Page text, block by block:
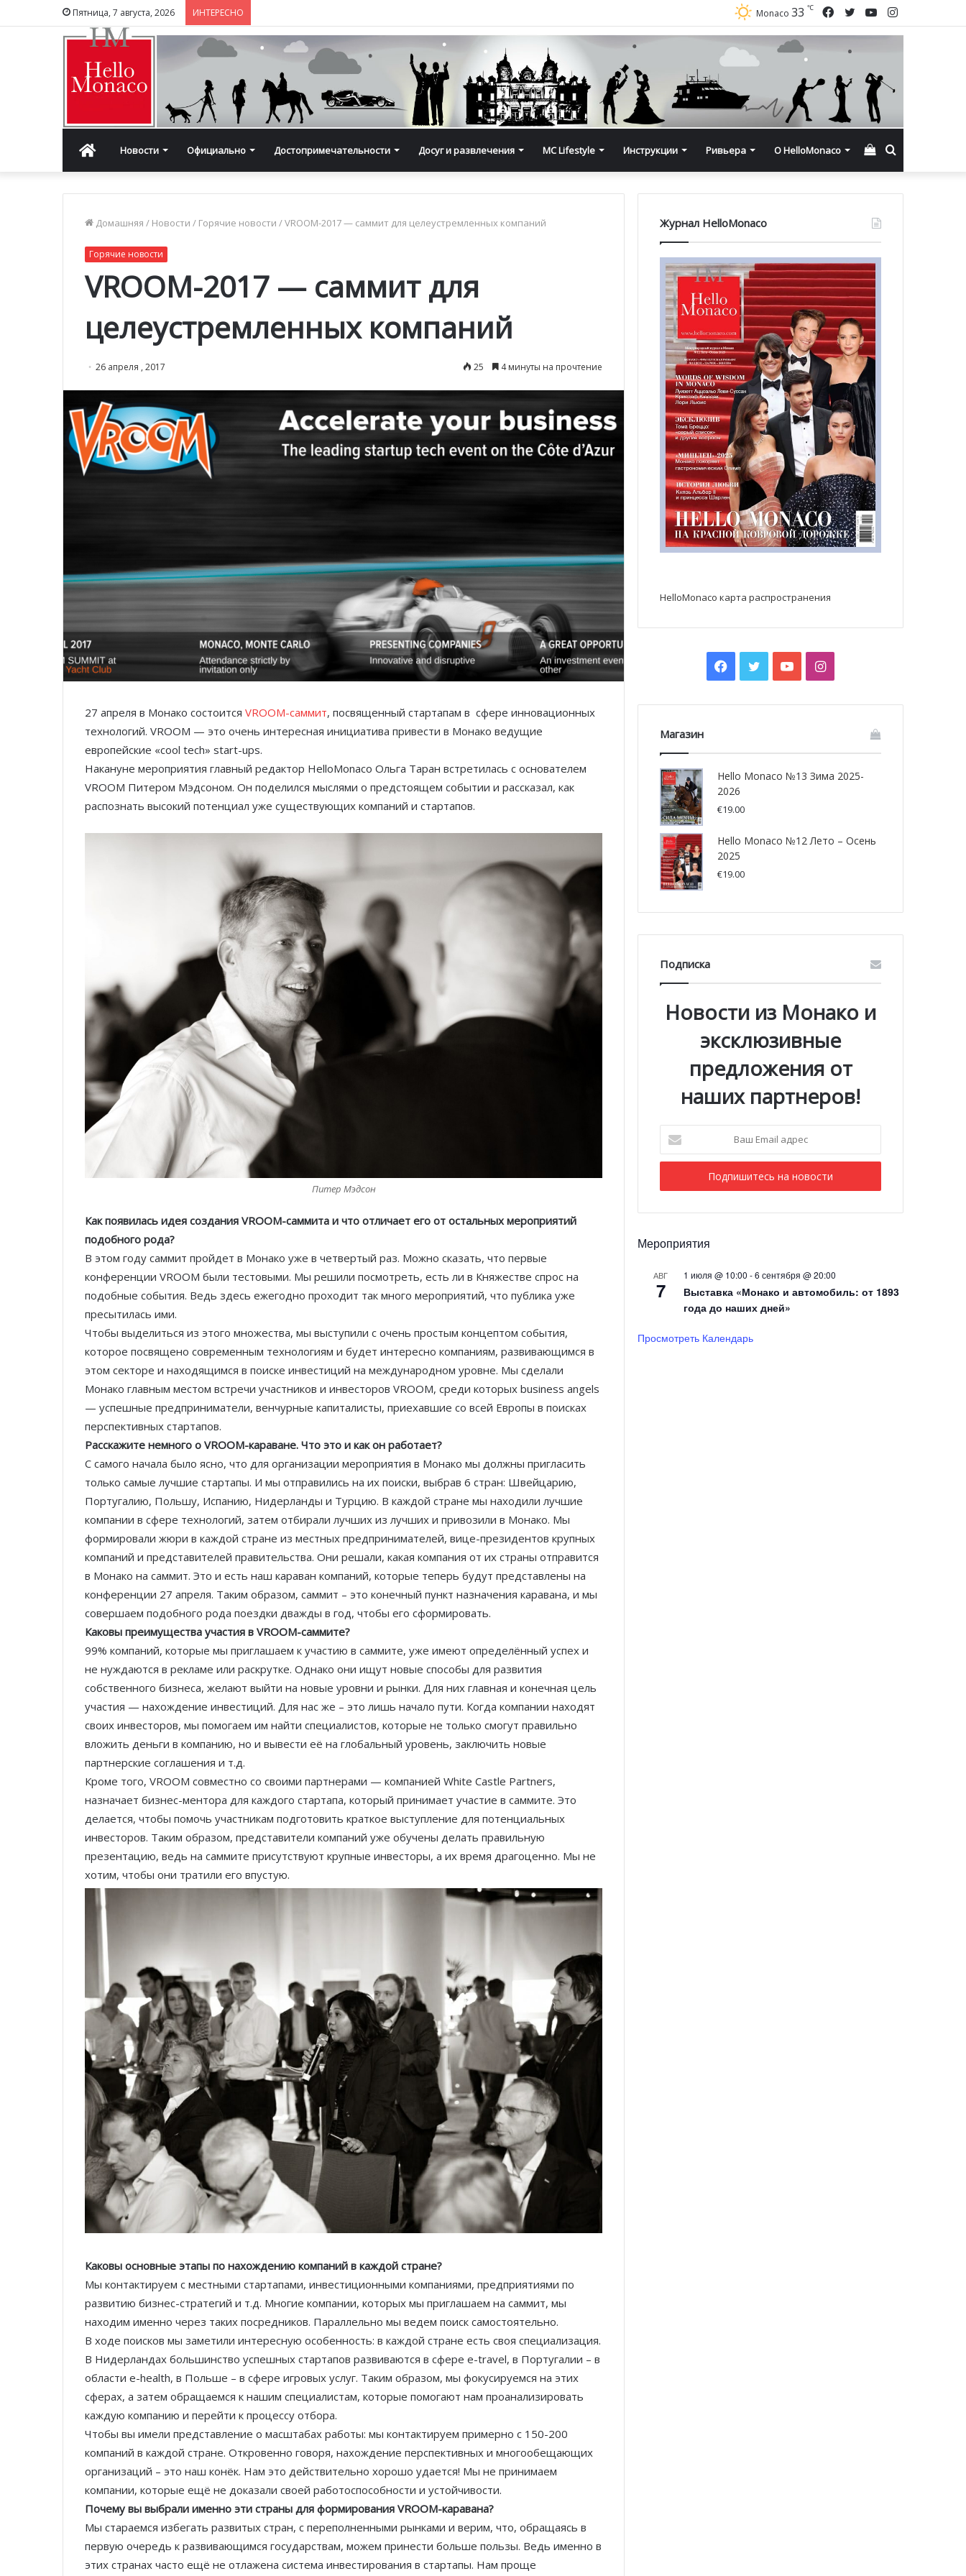
Пятница, 7 августа, 2026 ИНТЕРЕСНО Instagram
YouTube
Twitter
Facebook
Monaco 33 ℃
ГлавнаяНовости Официально Достопримечательности Досуг и развлечения MC Lifestyle Инструкции Ривьера О HelloMonaco Смотреть
корзину
Домашняя / Новости / Горячие новости /VROOM-2017 — саммит для целеустремленных компаний
Горячие новости
VROOM-2017 — саммит для
целеустремленных компаний
26 апреля , 2017 25 4 минуты на прочтение
27 апреля в Монако состоится VROOM-саммит, посвященный стартапам в сфере инновационных
технологий. VROOM — это очень интересная инициатива привести в Монако ведущие
европейские «cool tech» start-ups.
Накануне мероприятия главный редактор HelloMonaco Ольга Таран встретилась с основателем
VROOM Питером Мэдсоном. Он поделился мыслями о предстоящем событии и рассказал, как
распознать высокий потенциал уже существующих компаний и стартапов.
Питер Мэдсон
Как появилась идея создания VROOM-саммита и что отличает его от остальных мероприятий
подобного рода?
В этом году саммит пройдет в Монако уже в четвертый раз. Можно сказать, что первые
конференции VROOM были тестовыми. Мы решили посмотреть, есть ли в Княжестве спрос на
подобные события. Ведь здесь ежегодно проходит так много мероприятий, что публика уже
пресытилась ими.
Чтобы выделиться из этого множества, мы выступили с очень простым концептом события,
которое посвящено современным технологиям и будет интересно компаниям, развивающимся в
этом секторе и находящимся в поиске инвестиций на международном уровне. Мы сделали
Монако главным местом встречи участников и инвесторов VROOM, среди которых business angels
— успешные предприниматели, венчурные капиталисты, приехавшие со всей Европы в поисках
перспективных стартапов.
Расскажите немного о VROOM-караване. Что это и как он работает?
С самого начала было ясно, что для организации мероприятия в Монако мы должны пригласить
только самые лучшие стартапы. И мы отправились на их поиски, выбрав 6 стран: Швейцарию,
Португалию, Польшу, Испанию, Нидерланды и Турцию. В каждой стране мы находили лучшие
компании в сфере технологий, затем отбирали лучших из лучших и привозили в Монако. Мы
формировали жюри в каждой стране из местных предпринимателей, вице-президентов крупных
компаний и представителей правительства. Они решали, какая компания от их страны отправится
в Монако на саммит. Это и есть наш караван компаний, которые теперь будут представлены на
конференции 27 апреля. Таким образом, саммит – это конечный пункт назначения каравана, и мы
совершаем подобного рода поездки дважды в год, чтобы его сформировать.
Каковы преимущества участия в VROOM-саммите?
99% компаний, которые мы приглашаем к участию в саммите, уже имеют определённый успех и
не нуждаются в рекламе или раскрутке. Однако они ищут новые способы для развития
собственного бизнеса, желают выйти на новые уровни и рынки. Для них главная и конечная цель
участия — нахождение инвестиций. Для нас же – это лишь начало пути. Когда компании находят
своих инвесторов, мы помогаем им найти специалистов, которые не только смогут правильно
вложить деньги в компанию, но и вывести её на глобальный уровень, заключить новые
партнерские соглашения и т.д.
Кроме того, VROOM совместно со своими партнерами — компанией White Castle Partners,
назначает бизнес-ментора для каждого стартапа, который принимает участие в саммите. Это
делается, чтобы помочь участникам подготовить краткое выступление для потенциальных
инвесторов. Таким образом, представители компаний уже обучены делать правильную
презентацию, ведь на саммите присутствуют крупные инвесторы, а их время драгоценно. Мы не
хотим, чтобы они тратили его впустую.
Каковы основные этапы по нахождению компаний в каждой стране?
Мы контактируем с местными стартапами, инвестиционными компаниями, предприятиями по
развитию бизнес-стратегий и т.д. Многие компании, которых мы приглашаем на саммит, мы
находим именно через таких посредников. Параллельно мы ведем поиск самостоятельно.
В ходе поисков мы заметили интересную особенность: в каждой стране есть своя специализация.
В Нидерландах большинство успешных стартапов развиваются в сфере e-travel, в Португалии – в
области e-health, в Польше – в сфере игровых услуг. Таким образом, мы фокусируемся на этих
сферах, а затем обращаемся к нашим специалистам, которые помогают нам проанализировать
каждую компанию и перейти к процессу отбора.
Чтобы вы имели представление о масштабах работы: мы контактируем примерно с 150-200
компаний в каждой стране. Откровенно говоря, нахождение перспективных и многообещающих
организаций – это наш конёк. Нам это действительно хорошо удается! Мы не принимаем
компании, которые ещё не доказали своей работоспособности и устойчивости.
Почему вы выбрали именно эти страны для формирования VROOM-каравана?
Мы стараемся избегать развитых стран, с переполненными рынками и верим, что, обращаясь в
первую очередь к развивающимся государствам, можем принести больше пользы. Ведь именно в
этих странах часто ещё не отлажена система инвестирования в стартапы. Нам проще
Журнал HelloMonaco
HelloMonaco карта распространения
Facebook
TwitterYouTubeInstagram
Магазин
Hello Monaco №13 Зима 2025-
2026
€19.00
Hello Monaco №12 Лето – Осень
2025
€19.00
Подписка
Новости из Монако и
эксклюзивные
предложения от
наших партнеров!
Email
адрес
Мероприятия
АВГ
7
1 июля @ 10:00 -6 сентября @ 20:00
Выставка «Монако и автомобиль: от 1893
года до наших дней»
Просмотреть Календарь